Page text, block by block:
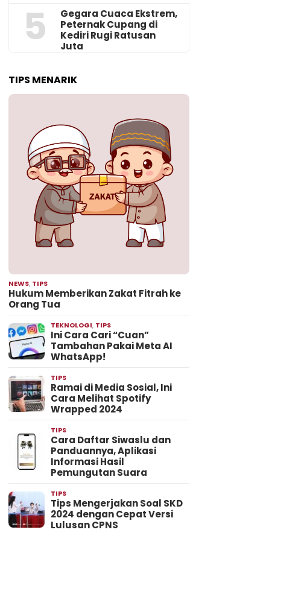
5
‎Gegara Cuaca Ekstrem,
Peternak Cupang di
Kediri Rugi Ratusan
Juta
TIPS MENARIK
NEWS, TIPS
Hukum Memberikan Zakat Fitrah ke
Orang Tua
TEKNOLOGI, TIPS
Ini Cara Cari “Cuan”
Tambahan Pakai Meta AI
WhatsApp!
TIPS
Ramai di Media Sosial, Ini
Cara Melihat Spotify
Wrapped 2024
TIPS
Cara Daftar Siwaslu dan
Panduannya, Aplikasi
Informasi Hasil
Pemungutan Suara
TIPS
Tips Mengerjakan Soal SKD
2024 dengan Cepat Versi
Lulusan CPNS